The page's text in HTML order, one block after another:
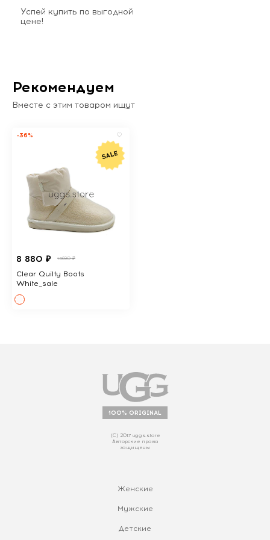
Успей купить по выгодной
цене!
Рекомендуем
Вместе с этим товаром ищут
-36%
8 880 ₽ 13690 ₽
Clear Quilty Boots
White_sale
100% ORIGINAL
(С) 2017 uggs.store
Авторские права
защищены
Женские
Мужские
Детские